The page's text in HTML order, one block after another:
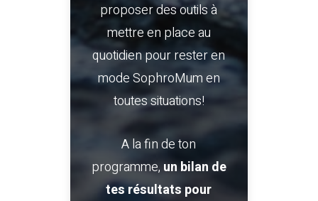
proposer des outils à
mettre en place au
quotidien pour rester en
mode SophroMum en
toutes situations!
A la fin de ton
programme, un bilan de
tes résultats pour